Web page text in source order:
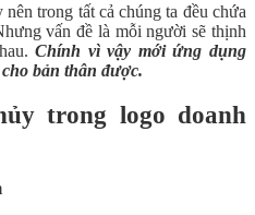
trong tất cả chúng ta đều chứa
vấn đề là mỗi người sẽ thịnh
Chính vì vậy mới ứng dụng
bản thân được.
trong logo doanh